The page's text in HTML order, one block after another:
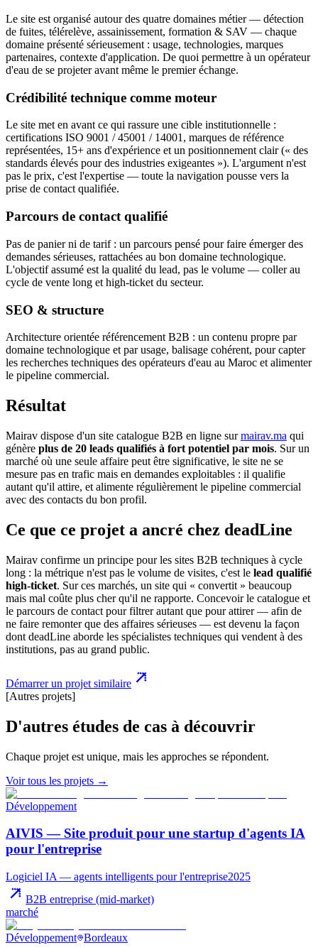
Le site est organisé autour des quatre domaines métier — détection
de fuites, télérelève, assainissement, formation & SAV — chaque
domaine présenté sérieusement : usage, technologies, marques
partenaires, contexte d'application. De quoi permettre à un opérateur
d'eau de se projeter avant même le premier échange.
Crédibilité technique comme moteur
Le site met en avant ce qui rassure une cible institutionnelle :
certifications ISO 9001 / 45001 / 14001, marques de référence
représentées, 15+ ans d'expérience et un positionnement clair (« des
standards élevés pour des industries exigeantes »). L'argument n'est
pas le prix, c'est l'expertise — toute la navigation pousse vers la
prise de contact qualifiée.
Parcours de contact qualifié
Pas de panier ni de tarif : un parcours pensé pour faire émerger des
demandes sérieuses, rattachées au bon domaine technologique.
L'objectif assumé est la qualité du lead, pas le volume — coller au
cycle de vente long et high-ticket du secteur.
SEO & structure
Architecture orientée référencement B2B : un contenu propre par
domaine technologique et par usage, balisage cohérent, pour capter
les recherches techniques des opérateurs d'eau au Maroc et alimenter
le pipeline commercial.
Résultat
Mairav dispose d'un site catalogue B2B en ligne surmairav.ma qui
génère plus de 20 leads qualifiés à fort potentiel par mois. Sur un
marché où une seule affaire peut être significative, le site ne se
mesure pas en trafic mais en demandes exploitables : il qualifie
autant qu'il attire, et alimente régulièrement le pipeline commercial
avec des contacts du bon profil.
Ce que ce projet a ancré chez deadLine
Mairav confirme un principe pour les sites B2B techniques à cycle
long : la métrique n'est pas le volume de visites, c'est le lead qualifié
high-ticket. Sur ces marchés, un site qui « convertit » beaucoup
mais mal coûte plus cher qu'il ne rapporte. Concevoir le catalogue et
le parcours de contact pour filtrer autant que pour attirer — afin de
ne faire remonter que des affaires sérieuses — est devenu la façon
dont deadLine aborde les spécialistes techniques qui vendent à des
institutions, pas au grand public.
Démarrer un projet similaire
[Autres projets]
D'autres études de cas à découvrir
Chaque projet est unique, mais les approches se répondent.
Voir tous les projets →
Développement
AIVIS — Site produit pour une startup d'agents IA
pour l'entreprise
Logiciel IA — agents intelligents pour l'entreprise2025
B2B entreprise (mid-market)
marché
Développement Bordeaux